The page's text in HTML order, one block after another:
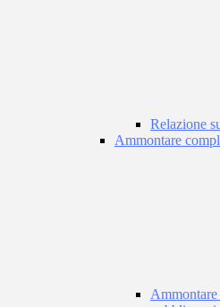
Relazione
Ammontare